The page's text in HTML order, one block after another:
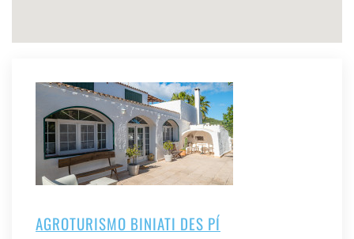
AGROTURISMO BINIATI DES PÍ